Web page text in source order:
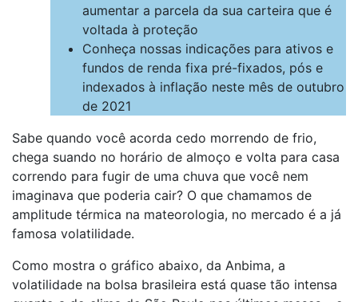
aumentar a parcela da sua carteira que é
voltada à proteção
Conheça nossas indicações para ativos e
fundos de renda fixa pré-fixados, pós e
indexados à inflação neste mês de outubro
de 2021
Sabe quando você acorda cedo morrendo de frio,
chega suando no horário de almoço e volta para casa
correndo para fugir de uma chuva que você nem
imaginava que poderia cair? O que chamamos de
amplitude térmica na mateorologia, no mercado é a já
famosa volatilidade.
Como mostra o gráfico abaixo, da Anbima, a
volatilidade na bolsa brasileira está quase tão intensa